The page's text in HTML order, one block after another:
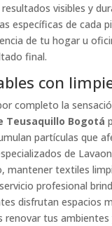
visibles y
específicas de cada
de tu hogar u
final.
con
completo la
Teusaquillo Bogotá
partículas que
de
mantener textiles
profesional
disfrutan
renovar tus